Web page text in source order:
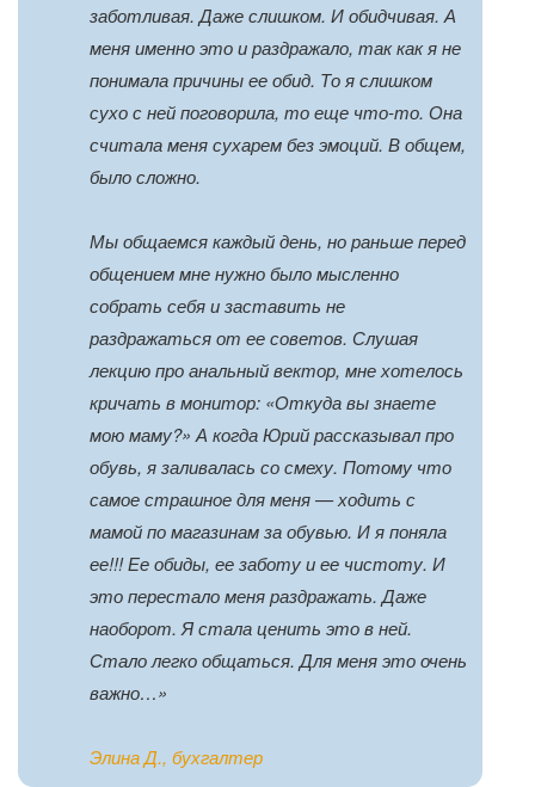
заботливая. Даже слишком. И обидчивая. А
меня именно это и раздражало, так как я не
понимала причины ее обид. То я слишком
сухо с ней поговорила, то еще что-то. Она
считала меня сухарем без эмоций. В общем,
было сложно.
Мы общаемся каждый день, но раньше перед
общением мне нужно было мысленно
собрать себя и заставить не
раздражаться от ее советов. Слушая
лекцию про анальный вектор, мне хотелось
кричать в монитор: «Откуда вы знаете
мою маму?» А когда Юрий рассказывал про
обувь, я заливалась со смеху. Потому что
самое страшное для меня — ходить с
мамой по магазинам за обувью. И я поняла
ее!!! Ее обиды, ее заботу и ее чистоту. И
это перестало меня раздражать. Даже
наоборот. Я стала ценить это в ней.
Стало легко общаться. Для меня это очень
важно…»
Элина Д., бухгалтер